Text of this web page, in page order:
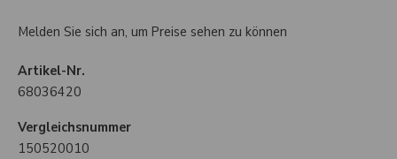
Melden Sie sich an, um Preise sehen zu können
Artikel-Nr.
68036420
Vergleichsnummer
150520010